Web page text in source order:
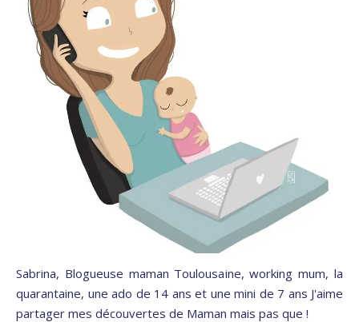
Sabrina, Blogueuse maman Toulousaine, working mum, la
quarantaine, une ado de 14 ans et une mini de 7 ans J'aime
partager mes découvertes de Maman mais pas que !